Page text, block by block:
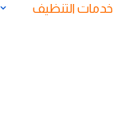
خدمات التنظيف